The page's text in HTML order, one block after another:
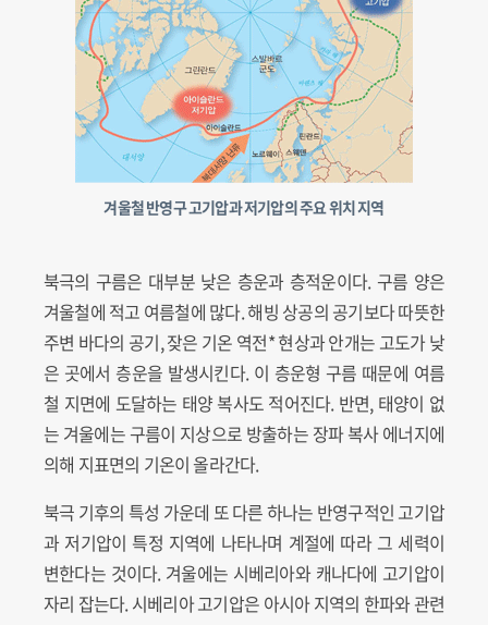
겨울철 반영구 고기압과 저기압의 주요 위치 지역
북극의 구름은 대부분 낮은 층운과 층적운이다. 구름 양은
겨울철에 적고 여름철에 많다. 해빙 상공의 공기보다 따뜻한
주변 바다의 공기, 잦은 기온 역전* 현상과 안개는 고도가 낮
은 곳에서 층운을 발생시킨다. 이 층운형 구름 때문에 여름
철 지면에 도달하는 태양 복사도 적어진다. 반면, 태양이 없
는 겨울에는 구름이 지상으로 방출하는 장파 복사 에너지에
의해 지표면의 기온이 올라간다.
북극 기후의 특성 가운데 또 다른 하나는 반영구적인 고기압
과 저기압이 특정 지역에 나타나며 계절에 따라 그 세력이
변한다는 것이다. 겨울에는 시베리아와 캐나다에 고기압이
자리 잡는다. 시베리아 고기압은 아시아 지역의 한파와 관련